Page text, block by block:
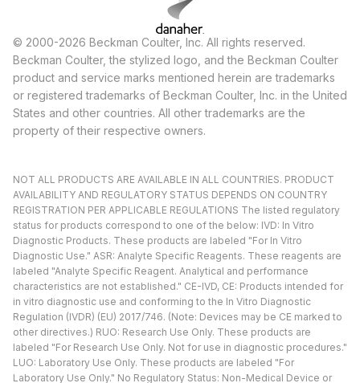
© 2000-2026 Beckman Coulter, Inc. All rights reserved.
Beckman Coulter, the stylized logo, and the Beckman Coulter
product and service marks mentioned herein are trademarks
or registered trademarks of Beckman Coulter, Inc. in the United
States and other countries. All other trademarks are the
property of their respective owners.
NOT ALL PRODUCTS ARE AVAILABLE IN ALL COUNTRIES. PRODUCT
AVAILABILITY AND REGULATORY STATUS DEPENDS ON COUNTRY
REGISTRATION PER APPLICABLE REGULATIONS The listed regulatory
status for products correspond to one of the below: IVD: In Vitro
Diagnostic Products. These products are labeled "For In Vitro
Diagnostic Use." ASR: Analyte Specific Reagents. These reagents are
labeled "Analyte Specific Reagent. Analytical and performance
characteristics are not established." CE-IVD, CE: Products intended for
in vitro diagnostic use and conforming to the In Vitro Diagnostic
Regulation (IVDR) (EU) 2017/746. (Note: Devices may be CE marked to
other directives.) RUO: Research Use Only. These products are
labeled "For Research Use Only. Not for use in diagnostic procedures."
LUO: Laboratory Use Only. These products are labeled "For
Laboratory Use Only." No Regulatory Status: Non-Medical Device or